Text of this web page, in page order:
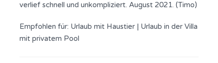
verlief schnell und unkompliziert. August 2021. (Timo)
Empfohlen für: Urlaub mit Haustier | Urlaub in der Villa
mit privatem Pool